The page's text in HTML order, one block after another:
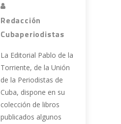
Redacción
Cubaperiodistas
La Editorial Pablo de la
Torriente, de la Unión
de la Periodistas de
Cuba, dispone en su
colección de libros
publicados algunos